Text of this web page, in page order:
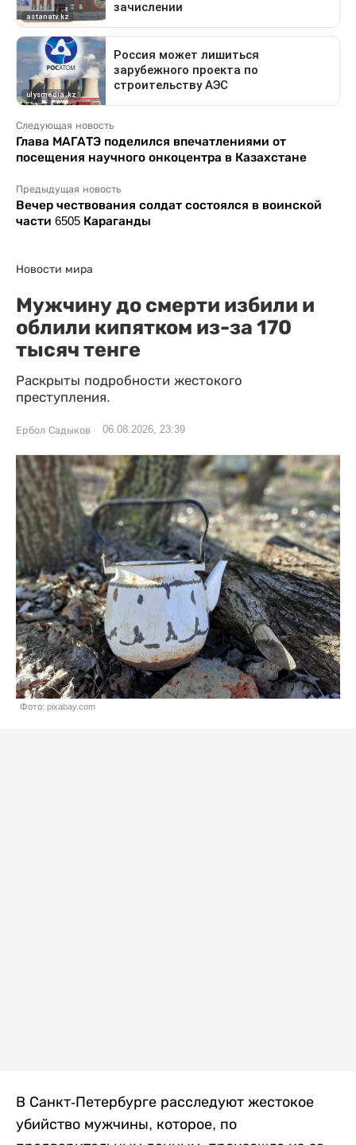
Следующая новость
Глава МАГАТЭ поделился впечатлениями от
посещения научного онкоцентра в Казахстане
Предыдущая новость
Вечер чествования солдат состоялся в воинской
части 6505 Караганды
Новости мира
Мужчину до смерти избили и
облили кипятком из-за 170
тысяч тенге
Раскрыты подробности жестокого
преступления.
Ербол Садыков 06.08.2026, 23:39
Фото: pixabay.com
В Санкт-Петербурге расследуют жестокое
убийство мужчины, которое, по